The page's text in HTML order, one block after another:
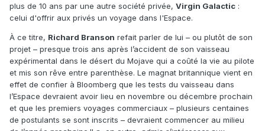
plus de 10 ans par une autre société privée, Virgin Galactic :
celui d'offrir aux privés un voyage dans l'Espace.
À ce titre, Richard Branson refait parler de lui – ou plutôt de son
projet – presque trois ans après l’accident de son vaisseau
expérimental dans le désert du Mojave qui a coûté la vie au pilote
et mis son rêve entre parenthèse. Le magnat britannique vient en
effet de confier à Bloomberg que les tests du vaisseau dans
l’Espace devraient avoir lieu en novembre ou décembre prochain
et que les premiers voyages commerciaux – plusieurs centaines
de postulants se sont inscrits – devraient commencer au milieu